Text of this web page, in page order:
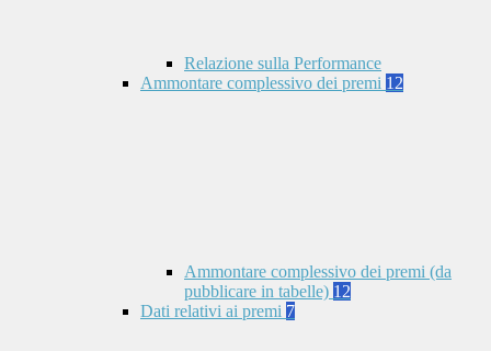
Relazione sulla Performance
Ammontare complessivo dei premi 12
Ammontare complessivo dei premi (da
pubblicare in tabelle) 12
Dati relativi ai premi 7